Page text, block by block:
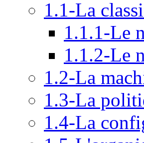
1.1-La
1.1.1-Le
1.1.2-Le
1.2-La
1.3-La
1.4-La